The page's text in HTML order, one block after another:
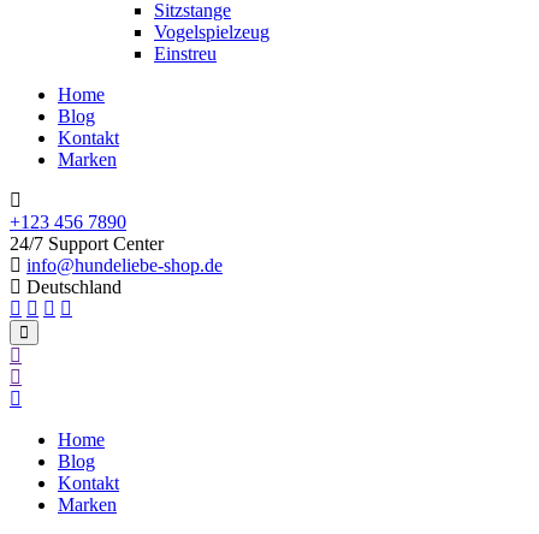
Sitzstange
Vogelspielzeug
Einstreu
Home
Blog
Kontakt
Marken
+123 456 7890
24/7 Support Center
info@hundeliebe-shop.de
Deutschland
Home
Blog
Kontakt
Marken